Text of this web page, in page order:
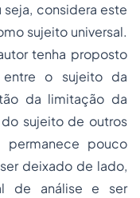
considera este
sujeito universal.
tenha proposto
entre o sujeito da
da limitação da
sujeito de outros
permanece pouco
deixado de lado,
de análise e ser